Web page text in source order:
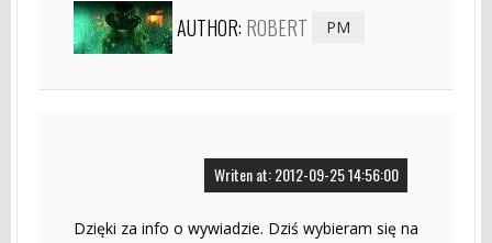
AUTHOR: ROBERT PM
Writen at: 2012-09-25 14:56:00
Dzięki za info o wywiadzie. Dziś wybieram się na